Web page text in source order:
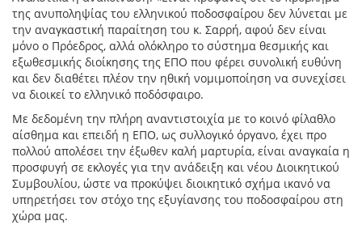
της ανυποληψίας του ελληνικού ποδοσφαίρου δεν λύνεται με
την αναγκαστική παραίτηση του κ. Σαρρή, αφού δεν είναι
μόνο ο Πρόεδρος, αλλά ολόκληρο το σύστημα θεσμικής και
εξωθεσμικής διοίκησης της ΕΠΟ που φέρει συνολική ευθύνη
και δεν διαθέτει πλέον την ηθική νομιμοποίηση να συνεχίσει
να διοικεί το ελληνικό ποδόσφαιρο.
Με δεδομένη την πλήρη αναντιστοιχία με το κοινό φίλαθλο
αίσθημα και επειδή η ΕΠΟ, ως συλλογικό όργανο, έχει προ
πολλού απολέσει την έξωθεν καλή μαρτυρία, είναι αναγκαία η
προσφυγή σε εκλογές για την ανάδειξη και νέου Διοικητικού
Συμβουλίου, ώστε να προκύψει διοικητικό σχήμα ικανό να
υπηρετήσει τον στόχο της εξυγίανσης του ποδοσφαίρου στη
χώρα μας.